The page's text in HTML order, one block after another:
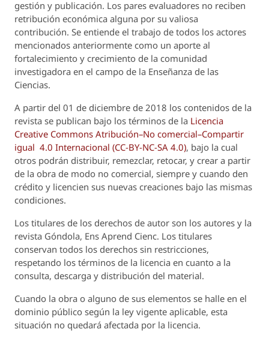
gestión y publicación. Los pares evaluadores no reciben
retribución económica alguna por su valiosa
contribución. Se entiende el trabajo de todos los actores
mencionados anteriormente como un aporte al
fortalecimiento y crecimiento de la comunidad
investigadora en el campo de la Enseñanza de las
Ciencias.
A partir del 01 de diciembre de 2018 los contenidos de la
revista se publican bajo los términos de la Licencia
Creative Commons Atribución–No comercial–Compartir
igual 4.0 Internacional (CC-BY-NC-SA 4.0), bajo la cual
otros podrán distribuir, remezclar, retocar, y crear a partir
de la obra de modo no comercial, siempre y cuando den
crédito y licencien sus nuevas creaciones bajo las mismas
condiciones.
Los titulares de los derechos de autor son los autores y la
revista Góndola, Ens Aprend Cienc. Los titulares
conservan todos los derechos sin restricciones,
respetando los términos de la licencia en cuanto a la
consulta, descarga y distribución del material.
Cuando la obra o alguno de sus elementos se halle en el
dominio público según la ley vigente aplicable, esta
situación no quedará afectada por la licencia.